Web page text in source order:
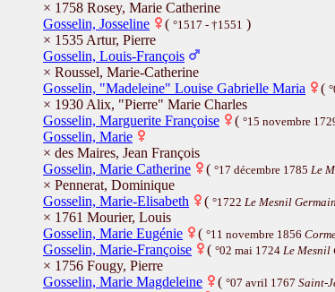
× 1758 Rosey, Marie Catherine
Gosselin, Josseline
( °1517 - †1551 )
× 1535 Artur, Pierre
Gosselin, Louis-François
× Roussel, Marie-Catherine
Gosselin, "Madeleine" Louise Gabrielle Maria
(
× 1930 Alix, "Pierre" Marie Charles
Gosselin, Marguerite Françoise
( °15 novembre
Gosselin, Marie
× des Maires, Jean François
Gosselin, Marie Catherine
( °17 décembre 1785 Le
× Pennerat, Dominique
Gosselin, Marie-Elisabeth
( °1722 Le Mesnil
× 1761 Mourier, Louis
Gosselin, Marie Eugénie
( °11 novembre 1856
Gosselin, Marie-Françoise
( °02 mai 1724 Le Mesnil
× 1756 Fougy, Pierre
Gosselin, Marie Magdeleine
( °07 avril 1767 Saint-